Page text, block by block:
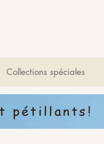
Collections spéciales
pétillants!